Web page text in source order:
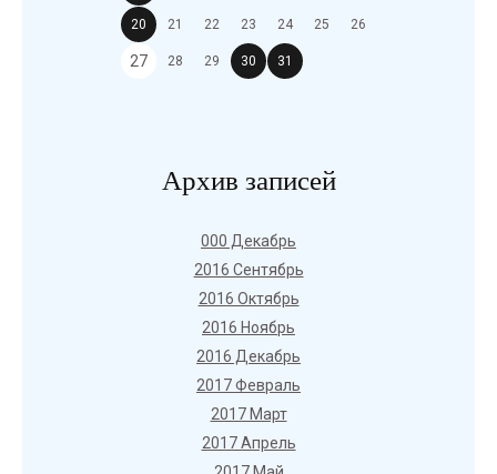
20 21 22 23 24 25 26
27 28 29 30 31
Архив записей
000 Декабрь
2016 Сентябрь
2016 Октябрь
2016 Ноябрь
2016 Декабрь
2017 Февраль
2017 Март
2017 Апрель